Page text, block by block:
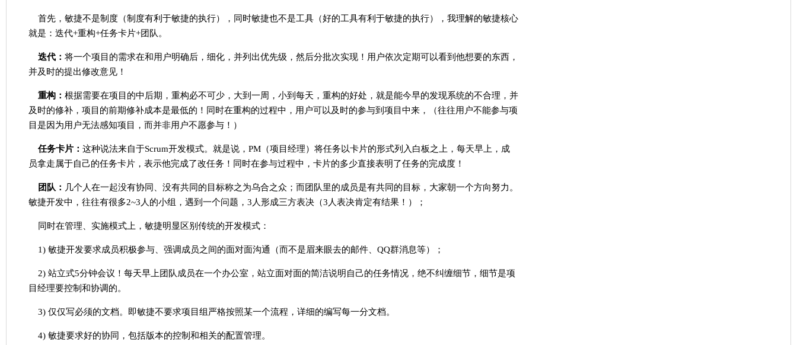
首先，敏捷不是制度（制度有利于敏捷的执行），同时敏捷也不是工具（好的工具有利于敏捷的执行），我理解的敏捷核心
就是：迭代+重构+任务卡片+团队。
迭代： 将一个项目的需求在和用户明确后，细化，并列出优先级，然后分批次实现！用户依次定期可以看到他想要的东西，
并及时的提出修改意见！
重构： 根据需要在项目的中后期，重构必不可少，大到一周，小到每天，重构的好处，就是能今早的发现系统的不合理，并
及时的修补，项目的前期修补成本是最低的！同时在重构的过程中，用户可以及时的参与到项目中来，（往往用户不能参与项
目是因为用户无法感知项目，而并非用户不愿参与！）
任务卡片： 这种说法来自于Scrum开发模式。就是说，PM（项目经理）将任务以卡片的形式列入白板之上，每天早上，成
员拿走属于自己的任务卡片，表示他完成了改任务！同时在参与过程中，卡片的多少直接表明了任务的完成度！
团队： 几个人在一起没有协同、没有共同的目标称之为乌合之众；而团队里的成员是有共同的目标，大家朝一个方向努力。
敏捷开发中，往往有很多2~3人的小组，遇到一个问题，3人形成三方表决（3人表决肯定有结果！）；
同时在管理、实施模式上，敏捷明显区别传统的开发模式：
1) 敏捷开发要求成员积极参与、强调成员之间的面对面沟通（而不是眉来眼去的邮件、QQ群消息等）；
2) 站立式5分钟会议！每天早上团队成员在一个办公室，站立面对面的简洁说明自己的任务情况，绝不纠缠细节，细节是项
目经理要控制和协调的。
3) 仅仅写必须的文档。即敏捷不要求项目组严格按照某一个流程，详细的编写每一分文档。
4) 敏捷要求好的协同，包括版本的控制和相关的配置管理。